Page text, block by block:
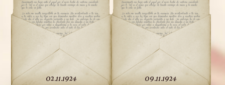
02.11.1924 09.11.1924